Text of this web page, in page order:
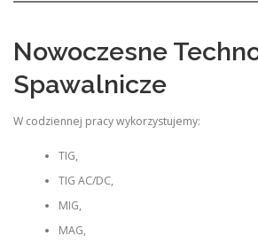
Nowoczesne
Spawalnicze
W codziennej pracy wykorzystujemy:
TIG,
TIG AC/DC,
MIG,
MAG,